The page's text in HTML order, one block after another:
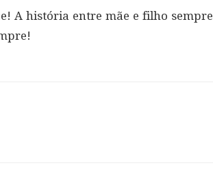
A história entre mãe e filho sempre